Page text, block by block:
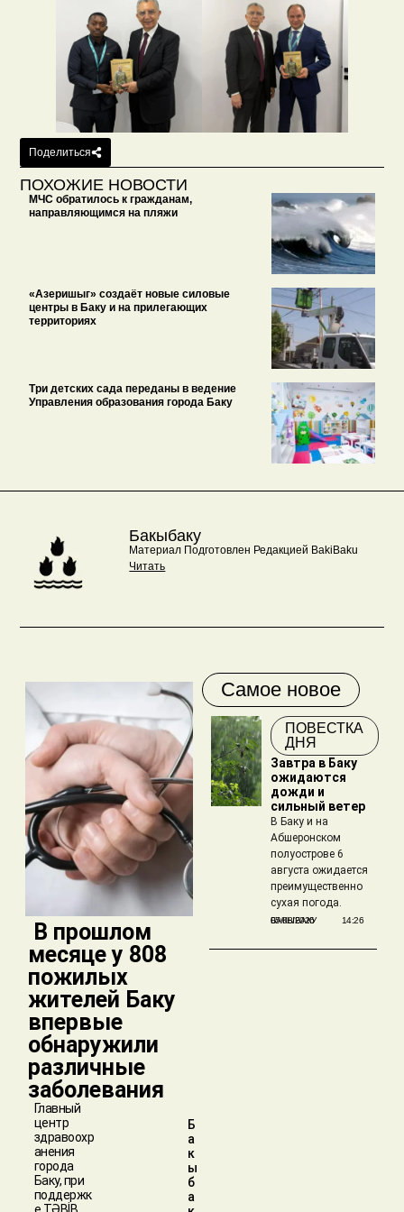
Поделиться
ПОХОЖИЕ НОВОСТИ
МЧС обратилось к гражданам,
направляющимся на пляжи
«Азеришыг» создаёт новые силовые
центры в Баку и на прилегающих
территориях
Три детских сада переданы в ведение
Управления образования города Баку
Бакыбаку
Материал Подготовлен Редакцией BakiBaku
Читать
​ В прошлом
месяце у 808
пожилых
жителей Баку
впервые
обнаружили
различные
заболевания
Главный
центр
здравоохр
анения
города
Баку, при
поддержк
е TƏBİB,
Б
а
к
ы
б
а
Самое новое
ПОВЕСТКА
ДНЯ
Завтра в Баку
ожидаются
дожди и
сильный ветер
В Баку и на
Абшеронском
полуострове 6
августа ожидается
преимущественно
сухая погода.
БАКЫБАКУ
05/08/2026 14:26